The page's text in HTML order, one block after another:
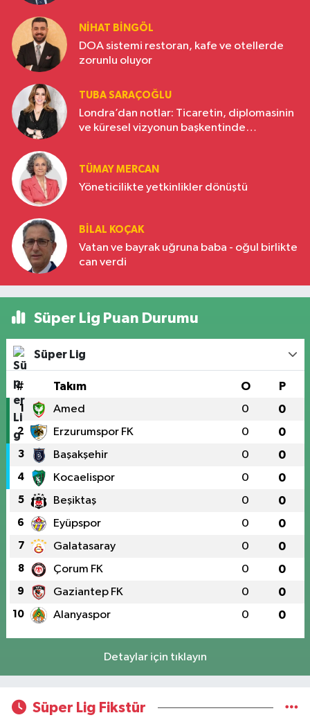
NIHAT BINGÖL
DOA sistemi restoran, kafe ve otellerde
zorunlu oluyor
TUBA SARAÇOĞLU
Londra’dan notlar: Ticaretin, diplomasinin
ve küresel vizyonun başkentinde
TÜMAY MERCAN
Yöneticilikte yetkinlikler dönüştü
BILAL KOÇAK
Vatan ve bayrak uğruna baba - oğul birlikte
can verdi
Süper Lig Puan Durumu
Süper Lig
# Takım O P
1 Amed 0 0
2 Erzurumspor FK 0 0
3 Başakşehir 0 0
4 Kocaelispor 0 0
5 Beşiktaş 0 0
6 Eyüpspor 0 0
7 Galatasaray 0 0
8 Çorum FK 0 0
9 Gaziantep FK 0 0
10 Alanyaspor 0 0
Detaylar için tıklayın
Süper Lig Fikstür